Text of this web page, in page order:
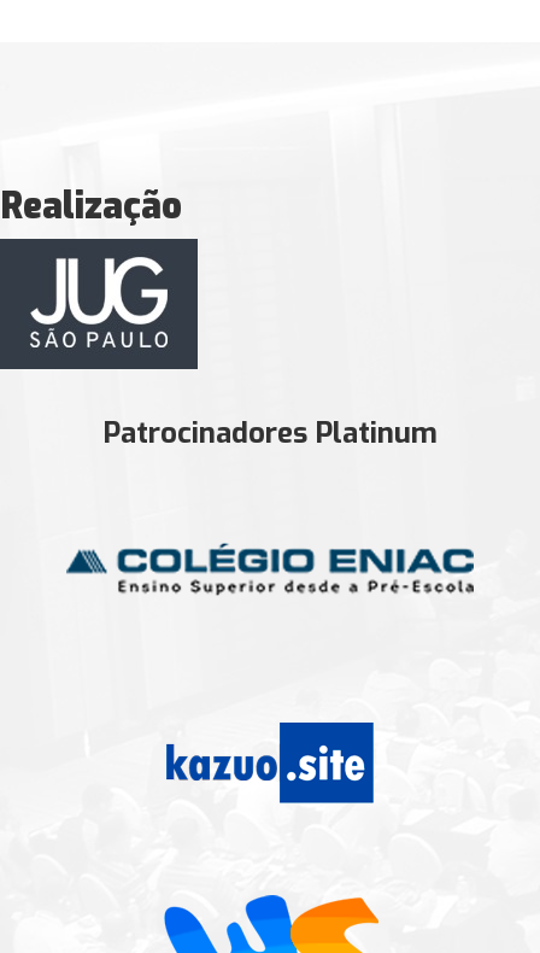
Realização
Patrocinadores Platinum